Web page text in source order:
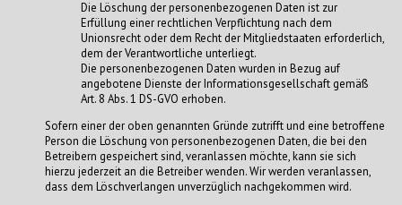
Die Löschung der personenbezogenen Daten ist zur
Erfüllung einer rechtlichen Verpflichtung nach dem
Unionsrecht oder dem Recht der Mitgliedstaaten erforderlich,
dem der Verantwortliche unterliegt.
Die personenbezogenen Daten wurden in Bezug auf
angebotene Dienste der Informationsgesellschaft gemäß
Art. 8 Abs. 1 DS-GVO erhoben.
Sofern einer der oben genannten Gründe zutrifft und eine betroffene
Person die Löschung von personenbezogenen Daten, die bei den
Betreibern gespeichert sind, veranlassen möchte, kann sie sich
hierzu jederzeit an die Betreiber wenden. Wir werden veranlassen,
dass dem Löschverlangen unverzüglich nachgekommen wird.